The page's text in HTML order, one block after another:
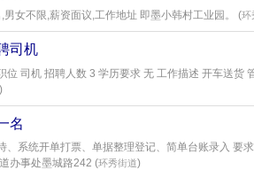
男女不限,薪资面议,工作地址 即墨小韩村工业园。 (环
司机
位 司机 招聘人数 3 学历要求 无 工作描述 开车送货
)
名
、系统开单打票、单据整理登记、简单台账录入 要
办事处墨城路242 (环秀街道)